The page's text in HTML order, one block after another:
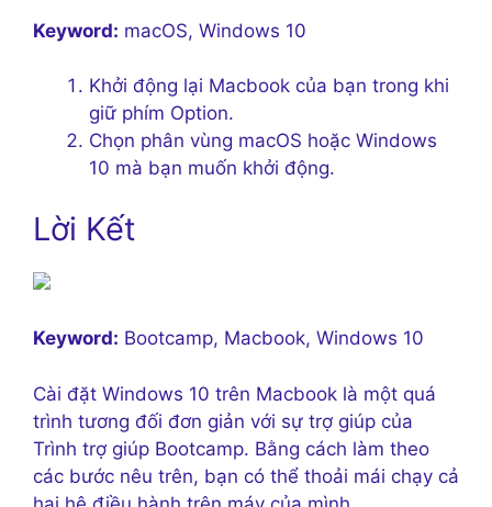
Keyword: macOS, Windows 10
Khởi động lại Macbook của bạn trong khi
giữ phím Option.
Chọn phân vùng macOS hoặc Windows
10 mà bạn muốn khởi động.
Lời Kết
Keyword: Bootcamp, Macbook, Windows 10
Cài đặt Windows 10 trên Macbook là một quá
trình tương đối đơn giản với sự trợ giúp của
Trình trợ giúp Bootcamp. Bằng cách làm theo
các bước nêu trên, bạn có thể thoải mái chạy cả